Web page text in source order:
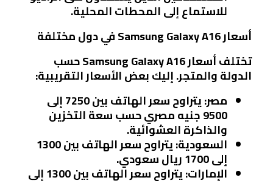
للاستماع إلى المحطات المحلية.
أسعار Samsung Galaxy A16 في دول مختلفة
تختلف أسعار Samsung Galaxy A16 حسب
الدولة والمتجر. إليك بعض الأسعار التقريبية:
مصر
: يتراوح سعر الهاتف بين 7250 إلى
9500 جنيه مصري حسب سعة التخزين
والذاكرة العشوائية.
السعودية : يتراوح سعر الهاتف بين 1300
إلى 1700 ريال سعودي.
الإمارات : يتراوح سعر الهاتف بين 1300 إلى